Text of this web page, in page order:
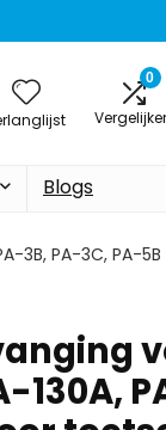
0
Blogs
3B, PA-3C, PA-
130A,